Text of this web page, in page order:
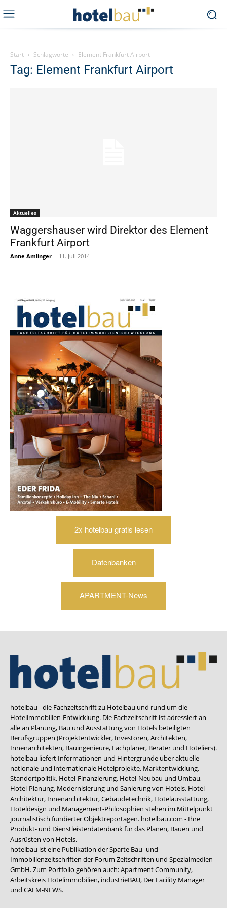
Start Schlagworte Element Frankfurt Airport
Tag: Element Frankfurt Airport
Aktuelles
Waggershauser wird Direktor des Element
Frankfurt Airport
Anne Amlinger - 11. Juli 2014
2x hotelbau gratis lesen
Datenbanken
APARTMENT-News
hotelbau - die Fachzeitschrift zu Hotelbau und rund um die
Hotelimmobilien-Entwicklung. Die Fachzeitschrift ist adressiert an
alle an Planung, Bau und Ausstattung von Hotels beteiligten
Berufsgruppen (Projektentwickler, Investoren, Architekten,
Innenarchitekten, Bauingenieure, Fachplaner, Berater und Hoteliers).
hotelbau liefert Informationen und Hintergründe über aktuelle
nationale und internationale Hotelprojekte. Marktentwicklung,
Standortpolitik, Hotel-Finanzierung, Hotel-Neubau und Umbau,
Hotel-Planung, Modernisierung und Sanierung von Hotels, Hotel-
Architektur, Innenarchitektur, Gebäudetechnik, Hotelausstattung,
Hoteldesign und Management-Philosophien stehen im Mittelpunkt
journalistisch fundierter Objektreportagen. hotelbau.com - Ihre
Produkt- und Dienstleisterdatenbank für das Planen, Bauen und
Ausrüsten von Hotels.
hotelbau ist eine Publikation der Sparte Bau- und
Immobilienzeitschriften der Forum Zeitschriften und Spezialmedien
GmbH. Zum Portfolio gehören auch:Apartment Community,
Arbeitskreis Hotelimmobilien, industrieBAU, Der Facility Manager
und CAFM-NEWS.